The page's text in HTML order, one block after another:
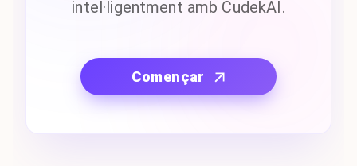
intel·ligentment amb CudekAI.
Començar